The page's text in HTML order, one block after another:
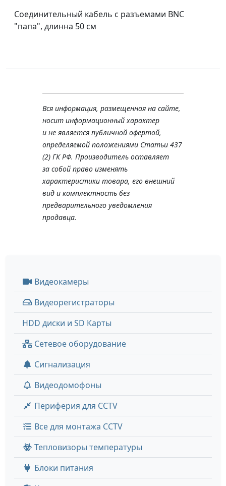
Соединительный кабель с разъемами BNC
"папа", длинна 50 см
Вся информация, размещенная на сайте,
носит информационный характер
и не является публичной офертой,
определяемой положениями Статьи 437
(2) ГК РФ. Производитель оставляет
за собой право изменять
характеристики товара, его внешний
вид и комплектность без
предварительного уведомления
продавца.
Видеокамеры
Видеорегистраторы
HDD диски и SD Карты
Сетевое оборудование
Сигнализация
Видеодомофоны
Периферия для CCTV
Все для монтажа CCTV
Тепловизоры температуры
Блоки питания